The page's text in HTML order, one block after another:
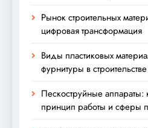
Рынок строительных
цифровая трансформация
Виды пластиковых
фурнитуры в
Пескоструйные аппараты:
принцип работы и сферы